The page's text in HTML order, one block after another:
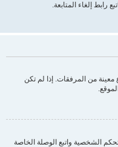
رابط إلغاء المتابعة.
من المرفقات. إذا لم تكن
الشخصية واتبع الوصلة الخاصة